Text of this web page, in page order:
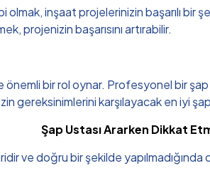
olmak, inşaat projelerinizin başarılı
projenizin başarısını artırabilir.
bir rol oynar. Profesyonel bir şap
gereksinimlerini karşılayacak en iyi
Şap Ustası Ararken Dikkat
ve doğru bir şekilde